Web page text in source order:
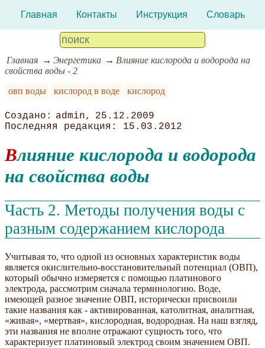
Главная Контакты Инструкция Словарь
Главная Энергетика
Влияние кислорода и водорода на
свойства воды - 2
овп воды
кислород в воде кислород
admin
25.12.2009
15.03.2012
Влияние кислорода и водорода
на свойства воды
Часть 2. Методы получения воды с
разным содержанием кислорода
Учитывая то, что одной из основных характеристик воды
является окислительно-восстановительный потенциал (ОВП),
который обычно измеряется с помощью платинового
электрода, рассмотрим сначала терминологию. Воде,
имеющей разное значение ОВП, исторически присвоили
такие названия как - активированная, католитная, аналитная,
«живая», «мертвая», кислородная, водородная. На наш взгляд,
эти названия не вполне отражают сущность того, что
характеризует платиновый электрод своим значением ОВП.